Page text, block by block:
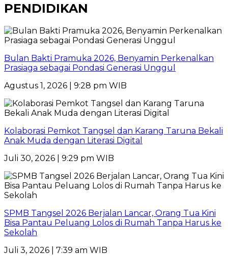
PENDIDIKAN
Bulan Bakti Pramuka 2026, Benyamin Perkenalkan
Prasiaga sebagai Pondasi Generasi Unggul
Agustus 1, 2026 | 9:28 pm WIB
Kolaborasi Pemkot Tangsel dan Karang Taruna Bekali
Anak Muda dengan Literasi Digital
Juli 30, 2026 | 9:29 pm WIB
SPMB Tangsel 2026 Berjalan Lancar, Orang Tua Kini
Bisa Pantau Peluang Lolos di Rumah Tanpa Harus ke
Sekolah
Juli 3, 2026 | 7:39 am WIB